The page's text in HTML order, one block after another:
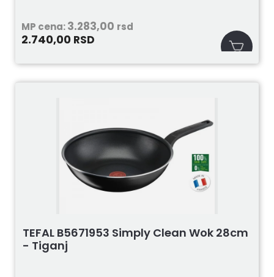
MP cena:3.283,00 rsd
2.740,00 RSD
TEFAL B5671953 Simply Clean Wok 28cm
- Tiganj